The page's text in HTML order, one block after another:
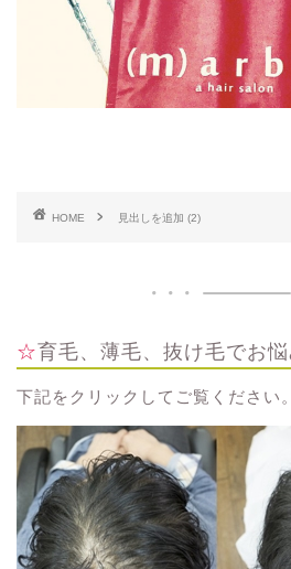
HOME 見出しを追加 (2)
☆育毛、薄毛、抜け毛でお
下記をクリックしてご覧ください。